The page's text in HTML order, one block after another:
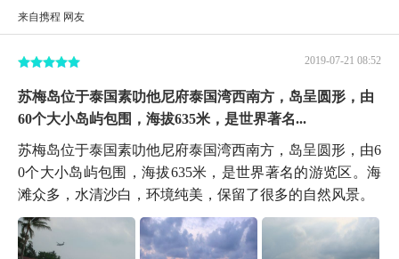
来自携程 网友
2019-07-21 08:52
苏梅岛位于泰国素叻他尼府泰国湾西南方，岛呈圆形，由
60个大小岛屿包围，海拔635米，是世界著名...
苏梅岛位于泰国素叻他尼府泰国湾西南方，岛呈圆形，由6
0个大小岛屿包围，海拔635米，是世界著名的游览区。海
滩众多，水清沙白，环境纯美，保留了很多的自然风景。